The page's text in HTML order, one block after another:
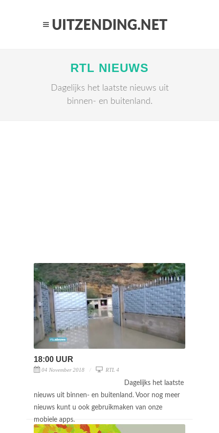
RTL NIEUWS
Dagelijks het laatste nieuws uit
binnen- en buitenland.
18:00 UUR
04 November 2018 RTL 4
Dagelijks het laatste
nieuws uit binnen- en buitenland. Voor nog meer
nieuws kunt u ook gebruikmaken van onze
mobiele apps.